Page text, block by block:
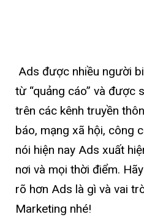
Ads được nhiều người
từ “quảng cáo” và được
trên các kênh truyền
báo, mạng xã hội, công
nói hiện nay Ads xuất
nơi và mọi thời điểm.
rõ hơn Ads là gì và vai
Marketing nhé!